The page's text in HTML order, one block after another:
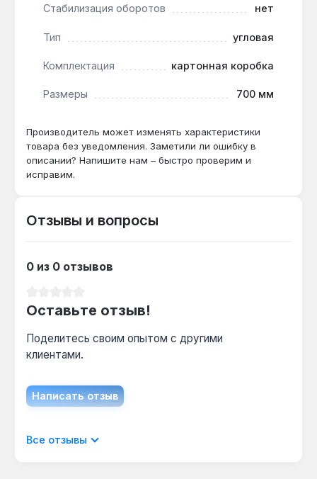
толщиной до 3-4 мм, но для арматуры 12 мм
Как часто нужно чистить пылезащиту?
Система Dust Protection не требует
при интенсивной работе.
Стабилизация оборотов нет
Тип угловая
Комплектация картонная коробка
Размеры 700 мм
Производитель может изменять характеристики
товара без уведомления. Заметили ли ошибку в
описании? Напишите нам – быстро проверим и
исправим.
Отзывы и вопросы
0 из 0 отзывов
Оставьте отзыв!
Поделитесь своим опытом с другими
клиентами.
Написать отзыв
Отображать отзывы только на текущем
Все отзывы